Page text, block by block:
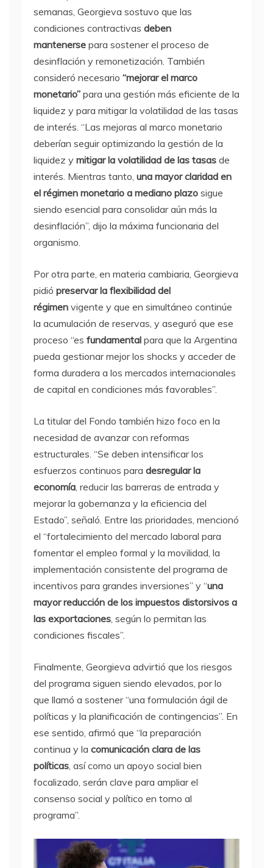
semanas, Georgieva sostuvo que las
condiciones contractivas deben
mantenerse para sostener el proceso de
desinflación y remonetización. También
consideró necesario “mejorar el marco
monetario” para una gestión más eficiente de la
liquidez y para mitigar la volatilidad de las tasas
de interés. “Las mejoras al marco monetario
deberían seguir optimizando la gestión de la
liquidez y mitigar la volatilidad de las tasas de
interés. Mientras tanto, una mayor claridad en
el régimen monetario a mediano plazo sigue
siendo esencial para consolidar aún más la
desinflación”, dijo la máxima funcionaria del
organismo.
Por otra parte, en materia cambiaria, Georgieva
pidió preservar la flexibilidad del
régimen vigente y que en simultáneo continúe
la acumulación de reservas, y aseguró que ese
proceso “es fundamental para que la Argentina
pueda gestionar mejor los shocks y acceder de
forma duradera a los mercados internacionales
de capital en condiciones más favorables”.
La titular del Fondo también hizo foco en la
necesidad de avanzar con reformas
estructurales. “Se deben intensificar los
esfuerzos continuos para desregular la
economía, reducir las barreras de entrada y
mejorar la gobernanza y la eficiencia del
Estado”, señaló. Entre las prioridades, mencionó
el “fortalecimiento del mercado laboral para
fomentar el empleo formal y la movilidad, la
implementación consistente del programa de
incentivos para grandes inversiones” y “una
mayor reducción de los impuestos distorsivos a
las exportaciones, según lo permitan las
condiciones fiscales”.
Finalmente, Georgieva advirtió que los riesgos
del programa siguen siendo elevados, por lo
que llamó a sostener “una formulación ágil de
políticas y la planificación de contingencias”. En
ese sentido, afirmó que “la preparación
continua y la comunicación clara de las
políticas, así como un apoyo social bien
focalizado, serán clave para ampliar el
consenso social y político en torno al
programa”.